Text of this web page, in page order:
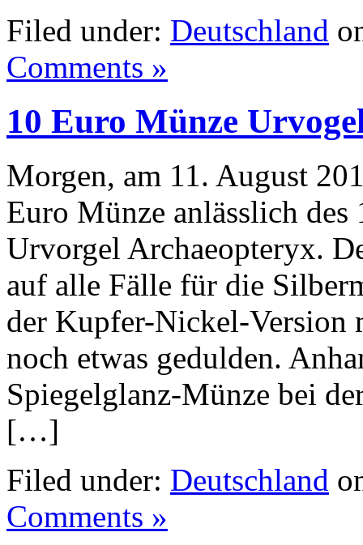
Filed under: Deutschland
Comments »
10 Euro Münze
Morgen, am 11. August
Euro Münze anlässlich des
Urvorgel Archaeopteryx.
auf alle Fälle für die
der Kupfer-Nickel-Version
noch etwas gedulden.
Spiegelglanz-Münze bei
[…]
Filed under: Deutschland
Comments »